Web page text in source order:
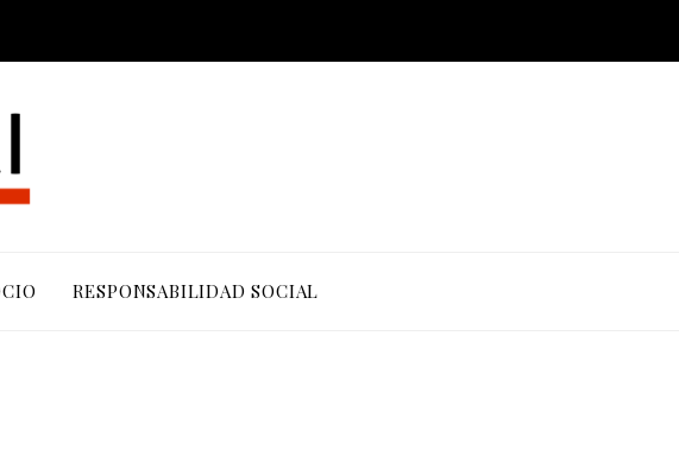
RESPONSABILIDAD SOCIAL